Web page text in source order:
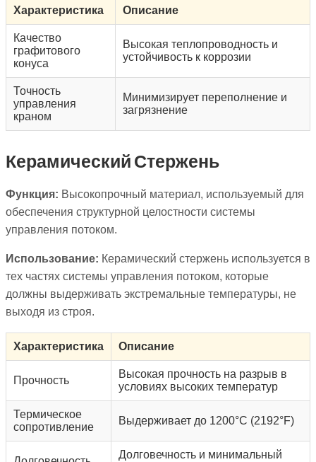
Характеристика Описание
Качество
графитового
конуса
Высокая теплопроводность и
устойчивость к коррозии
Точность
управления
краном
Минимизирует переполнение и
загрязнение
Керамический Стержень
Функция: Высокопрочный материал, используемый для
обеспечения структурной целостности системы
управления потоком.
Использование: Керамический стержень используется в
тех частях системы управления потоком, которые
должны выдерживать экстремальные температуры, не
выходя из строя.
Характеристика Описание
Прочность
Высокая прочность на разрыв в
условиях высоких температур
Термическое
сопротивление
Выдерживает до 1200°C (2192°F)
Долговечность и минимальный